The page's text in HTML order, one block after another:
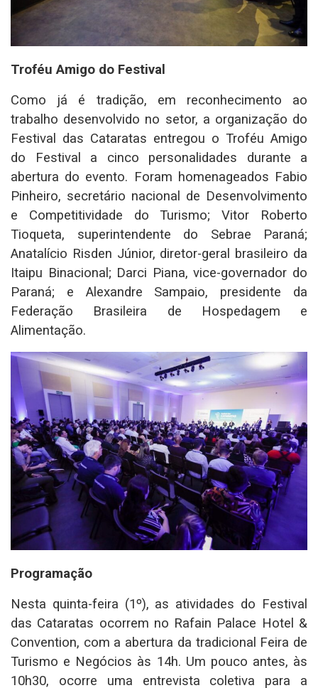
Troféu Amigo do Festival
Como já é tradição, em reconhecimento ao
trabalho desenvolvido no setor, a organização do
Festival das Cataratas entregou o Troféu Amigo
do Festival a cinco personalidades durante a
abertura do evento. Foram homenageados Fabio
Pinheiro, secretário nacional de Desenvolvimento
e Competitividade do Turismo; Vitor Roberto
Tioqueta, superintendente do Sebrae Paraná;
Anatalício Risden Júnior, diretor-geral brasileiro da
Itaipu Binacional; Darci Piana, vice-governador do
Paraná; e Alexandre Sampaio, presidente da
Federação Brasileira de Hospedagem e
Alimentação.
Programação
Nesta quinta-feira (1º), as atividades do Festival
das Cataratas ocorrem no Rafain Palace Hotel &
Convention, com a abertura da tradicional Feira de
Turismo e Negócios às 14h. Um pouco antes, às
10h30, ocorre uma entrevista coletiva para a